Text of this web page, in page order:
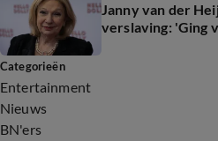
Janny van der
verslaving: 'Ging
Categorieën
Entertainment
Nieuws
BN'ers